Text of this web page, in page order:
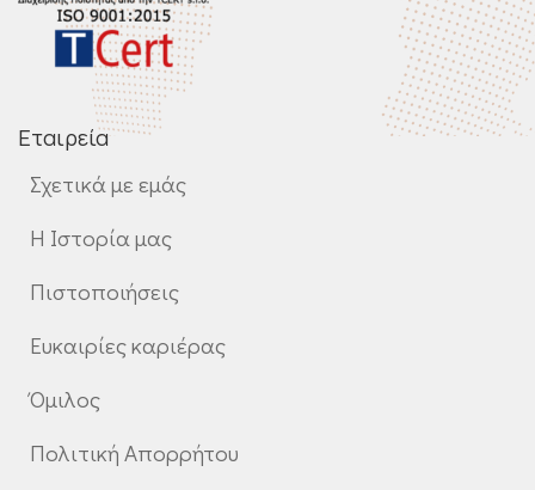
Εταιρεία
Σχετικά με εμάς
Η Ιστορία μας
Πιστοποιήσεις
Ευκαιρίες καριέρας
Όμιλος
Πολιτική Απορρήτου